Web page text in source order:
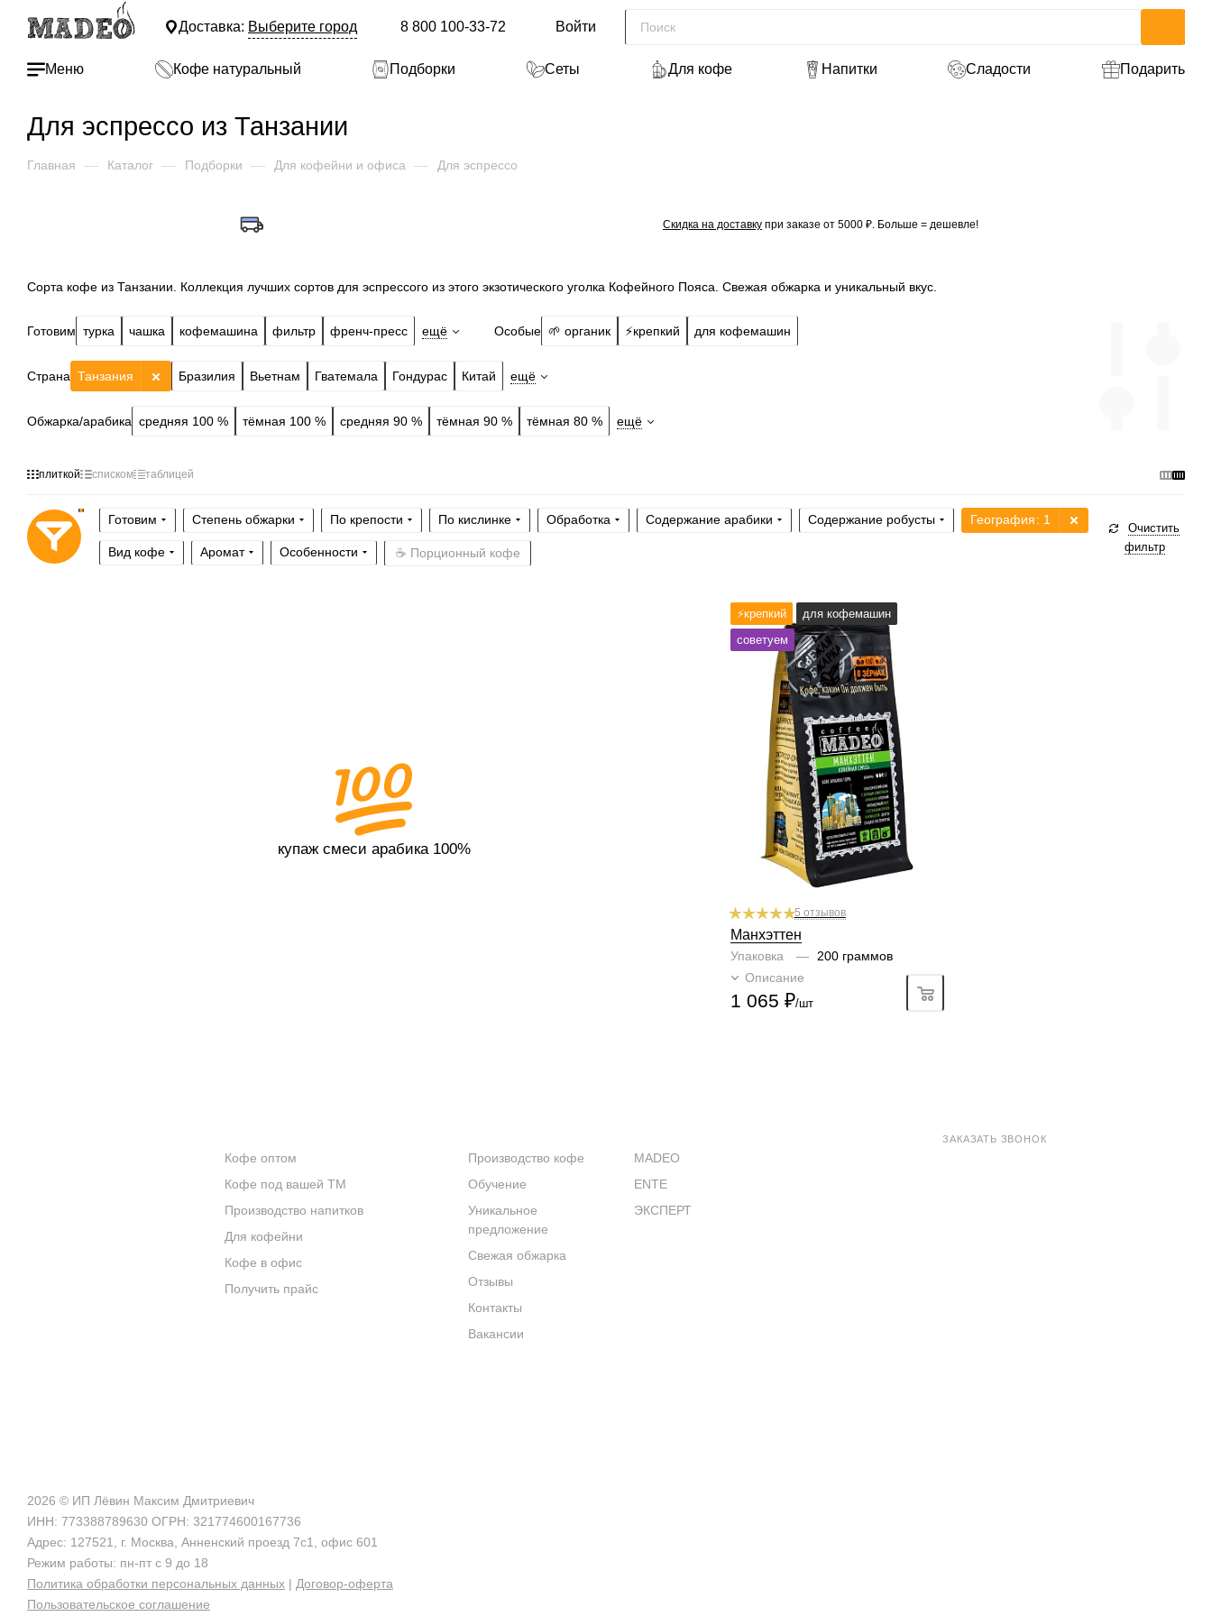
Доставка: Выберите город 8 800 100-33-72 Войти
Меню Кофе натуральный Подборки Сеты Для кофе Напитки Сладости Подарить
Для эспрессо из Танзании
Главная — Каталог — Подборки — Для кофейни и офиса — Для эспрессо
Скидка на доставку при заказе от 5000 ₽. Больше = дешевле!
Сорта кофе из Танзании. Коллекция лучших сортов для эспрессого из этого экзотического уголка Кофейного Пояса. Свежая обжарка и уникальный вкус.
Готовим турка чашка кофемашина фильтр френч-пресс ещё Особые 🌱 органик ⚡️крепкий для кофемашин
Страна Бразилия Вьетнам Гватемала Гондурас Китай
Танзания ещё
Обжарка/арабика средняя 100 % тёмная 100 % средняя 90 % тёмная 90 % тёмная 80 % ещё
плиткой списком таблицей
Готовим Степень обжарки По крепости По кислинке Обработка Содержание арабики Содержание робусты География: 1
Вид кофе Аромат Особенности ☕ Порционный кофе
Очистить
фильтр
купаж смеси арабика 100%
⚡️крепкий
для кофемашин
советуем
Готовим чашка, турка, френч-пресс,
гейзер, кофемашина, аэропресс
Степень обжарки средняя
По кислинке без кислинки
Содержание арабики 100 %
Профиль сливки, специи, орех
Кислинка
1
2 3 4 5 6
1/6
Горчинка
1 2 3 4 5 6
4/6
Плотность
1
2 3 4 5 6
6/6
Крепость
1 2 3 4 5 6
5/6
5 отзывов
Манхэттен
Упаковка —
200 граммов
Описание
1 065 ₽/шт
Кофе оптом
Кофе под вашей ТМ
Производство напитков
Для кофейни
Кофе в офис
Получить прайс
Производство кофе
Обучение
Уникальное
предложение
Свежая обжарка
Отзывы
Контакты
Вакансии
MADEO
ENTE
ЭКСПЕРТ
ЗАКАЗАТЬ ЗВОНОК
2026 © ИП Лёвин Максим Дмитриевич
ИНН: 773388789630 ОГРН: 321774600167736
Адрес: 127521, г. Москва, Анненский проезд 7с1, офис 601
Режим работы: пн-пт с 9 до 18
Политика обработки персональных данных | Договор-оферта
Пользовательское соглашение